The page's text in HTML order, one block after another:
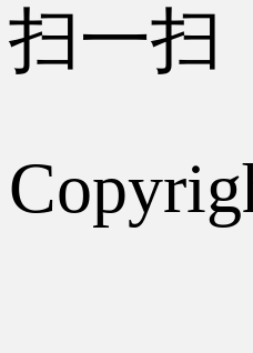
扫一扫